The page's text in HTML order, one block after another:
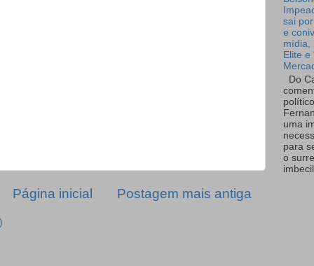
Postagem mais antiga
Página inicial
sai
e
mídia,
Elite e
Do
uma
para
o